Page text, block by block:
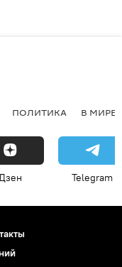
ПОЛИТИКА В МИРЕ
Telegram